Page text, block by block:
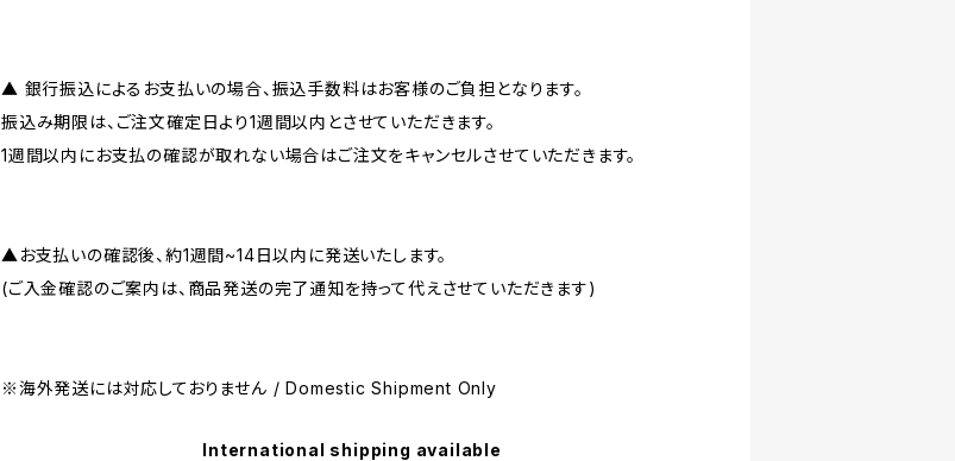
▲ 銀行振込によるお支払いの場合、振込手数料はお客様のご負担となります。
振込み期限は、ご注文確定日より1週間以内とさせていただきます。
1週間以内にお支払の確認が取れない場合はご注文をキャンセルさせていただきます。
▲お支払いの確認後、約1週間~14日以内に発送いたします。
(ご入金確認のご案内は、商品発送の完了通知を持って代えさせていただきます)
※海外発送には対応しておりません / Domestic Shipment Only
International shipping available